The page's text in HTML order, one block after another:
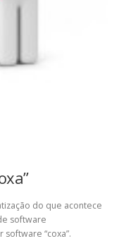
do que acontece
software
“coxa”.